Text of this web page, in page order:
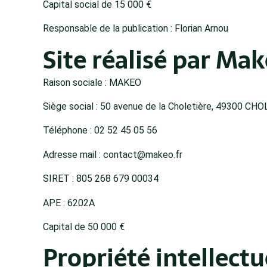
Capital social de 15 000 €
Responsable de la publication : Florian Arnou
Site réalisé par
Raison sociale : MAKEO
Siège social : 50 avenue de la Choletière, 49300
Téléphone : 02 52 45 05 56
Adresse mail : contact@makeo.fr
SIRET : 805 268 679 00034
APE : 6202A
Capital de 50 000 €
Propriété